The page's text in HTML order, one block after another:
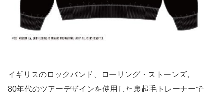
イギリスのロックバンド、ローリング・ストーンズ。
80年代のツアーデザインを使用した裏起毛トレーナーで